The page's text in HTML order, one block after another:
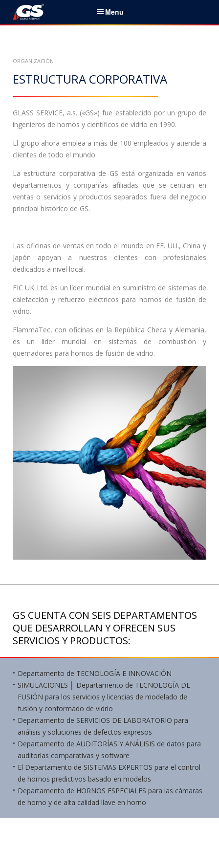
Menu
Initio
Servicios & Productos
Sobre nosotros
Socios
Contactos
B
u
a
r
:
ORGANIZACIÓN
ESTRUCTURA CORPORATIVA
GLASS SERVICE, a.s. («GS») fue establecido por un grupo de
ingenieros de hornos y científicos de vidrio en 1990.
El grupo ahora emplea a más de 100 empleados y atiende a
clientes de todo el mundo.
La estructura corporativa de GS está organizada en varios
departamentos y compañías afiliadas que se centran en
ventas o servicios y productos separados fuera del negocio
principal histórico de GS.
Las oficinas de ventas en todo el mundo en EE. UU., China y
Japón apoyan a nuestros clientes con profesionales
dedicados a nivel local.
FIC UK Ltd. es un líder mundial en suministro de sistemas de
calefacción y refuerzo eléctricos para hornos de fusión de
vidrio.
FlammaTec, con oficinas en la República Checa y Alemania,
es un líder mundial en sistemas de combustión y
quemadores para hornos de fusión de vidrio.
GS CUENTA CON SEIS DEPARTAMENTOS
QUE DESARROLLAN Y OFRECEN SUS
SERVICIOS Y PRODUCTOS:
Departamento de TECNOLOGÍA E INNOVACIÓN
SIMULACIONES │ Departamento de TECNOLOGÍA DE
FUSIÓN para los servicios y licencias de modelado de
fusión y conformado de vidrio
Departamento de SERVICIOS DE LABORATORIO para
análisis y soluciones de defectos expresos
Departamento de AUDITORÍAS Y ANÁLISIS de datos para
auditorías comparativas y software
El Departamento de SISTEMAS EXPERTOS para el control
de hornos predictivos basado en modelos
Departamento de HORNOS ESPECIALES para las cámaras
de horno y de alta calidad llave en horno